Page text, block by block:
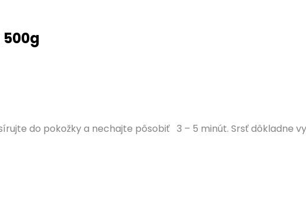
do pokožky a nechajte pôsobiť 3 – 5 minút. Srsť dôkladne